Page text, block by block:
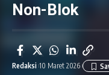
Non-Blok
Redaksi 10 Maret 2026